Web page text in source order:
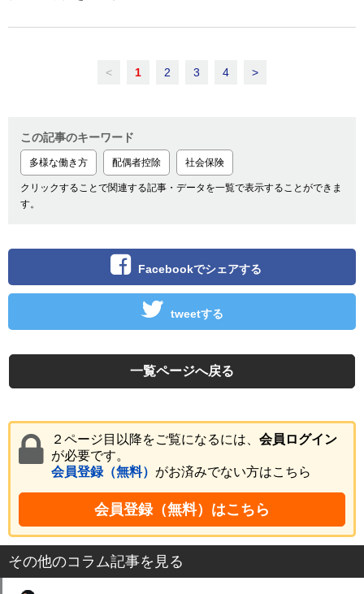
< 1 2 3 4 >
この記事のキーワード
多様な働き方 配偶者控除 社会保険
クリックすることで関連する記事・データを一覧で表示することができま
す。
Facebookでシェアする
tweetする
一覧ページへ戻る
２ページ目以降をご覧になるには、 会員ログイン
が必要です。
会員登録（無料） がお済みでない方はこちら
会員登録（無料）はこちら
その他のコラム記事を見る